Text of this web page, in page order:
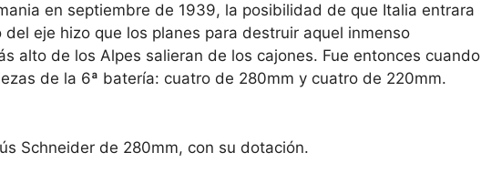
en septiembre de 1939, la posibilidad de que Italia entrara
eje hizo que los planes para destruir aquel inmenso
alto de los Alpes salieran de los cajones. Fue entonces cuando
de la 6ª batería: cuatro de 280mm y cuatro de 220mm.
Schneider de 280mm, con su dotación.